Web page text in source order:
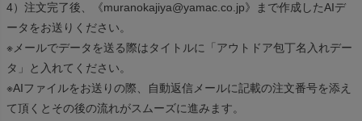
4）注文完了後、《muranokajiya@yamac.co.jp》まで作成したAIデ
ータをお送りください。
※メールでデータを送る際はタイトルに「アウトドア包丁名入れデー
タ」と入れてください。
※AIファイルをお送りの際、自動返信メールに記載の注文番号を添え
て頂くとその後の流れがスムーズに進みます。